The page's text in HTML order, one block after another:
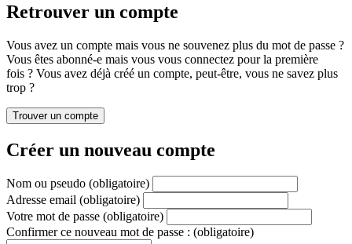
Retrouver un compte
Vous avez un compte mais vous ne souvenez plus du mot de passe ?
Vous êtes abonné-e mais vous vous connectez pour la première
fois ? Vous avez déjà créé un compte, peut-être, vous ne savez plus
trop ?
Créer un nouveau compte
Nom ou pseudo (obligatoire)
Adresse email (obligatoire)
Votre mot de passe (obligatoire)
Confirmer ce nouveau mot de passe : (obligatoire)